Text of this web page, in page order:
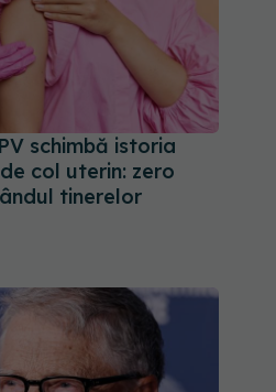
schimbă istoria
col uterin: zero
tinerelor